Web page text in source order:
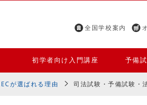
全国学校案内
初学者向け入門講座 予備
が選ばれる理由 司法試験・予備試験・